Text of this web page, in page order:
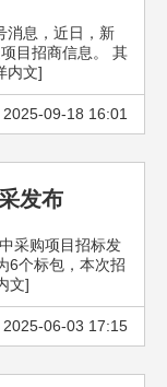
消息，近日，新
目招商信息。 其
内文]
2025-09-18 16:01
发布
采购项目招标发
6个标包，本次招
文]
2025-06-03 17:15